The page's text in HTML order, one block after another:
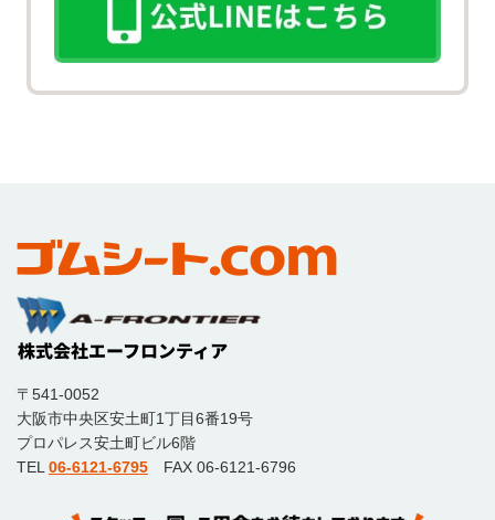
〒541-0052
大阪市中央区安土町1丁目6番19号
プロパレス安土町ビル6階
TEL 06-6121-6795 FAX 06-6121-6796